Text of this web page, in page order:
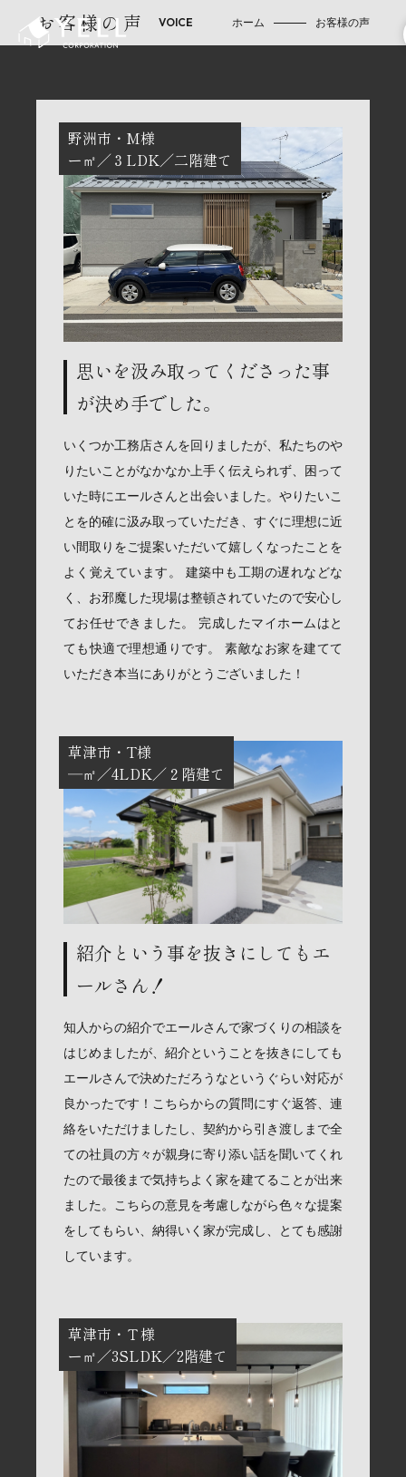
お客様の声 ホーム お客様の声
野洲市
M様
ー㎡
３LDK 二階建て
思いを汲み取ってくださった事
が決め手でした。
いくつか工務店さんを回りましたが、私たちのや
りたいことがなかなか上手く伝えられず、困って
いた時にエールさんと出会いました。やりたいこ
とを的確に汲み取っていただき、すぐに理想に近
い間取りをご提案いただいて嬉しくなったことを
よく覚えています。 建築中も工期の遅れなどな
く、お邪魔した現場は整頓されていたので安心し
てお任せできました。 完成したマイホームはと
ても快適で理想通りです。 素敵なお家を建てて
いただき本当にありがとうございました！
草津市
T様
―㎡
4LDK ２階建て
紹介という事を抜きにしてもエ
ールさん！
知人からの紹介でエールさんで家づくりの相談を
はじめましたが、紹介ということを抜きにしても
エールさんで決めただろうなというぐらい対応が
良かったです！こちらからの質問にすぐ返答、連
絡をいただけましたし、契約から引き渡しまで全
ての社員の方々が親身に寄り添い話を聞いてくれ
たので最後まで気持ちよく家を建てることが出来
ました。こちらの意見を考慮しながら色々な提案
をしてもらい、納得いく家が完成し、とても感謝
しています。
草津市
Ｔ様
ー㎡
3SLDK 2階建て